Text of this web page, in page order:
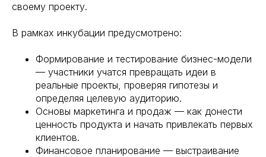
своему проекту.
В рамках инкубации предусмотрено:
Формирование и тестирование бизнес-модели
— участники учатся превращать идеи в
реальные проекты, проверяя гипотезы и
определяя целевую аудиторию.
Основы маркетинга и продаж — как донести
ценность продукта и начать привлекать первых
клиентов.
Финансовое планирование — выстраивание